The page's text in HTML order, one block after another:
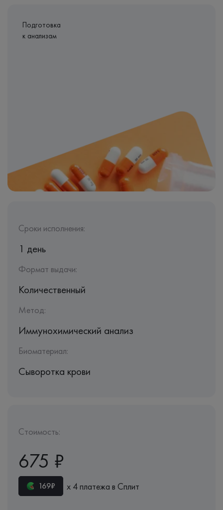
Подготовка
к анализам
Сроки исполнения:
1 день
Формат выдачи:
Количественный
Метод:
Иммунохимический анализ
Биоматериал:
Сыворотка крови
Стоимость:
675 ₽
169₽ х 4 платежа в Сплит